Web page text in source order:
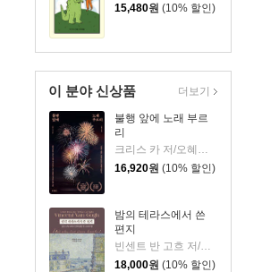
15,480원 (10% 할인)
이 분야 신상품
불행 앞에 노래 부르
리
크리스 카 저/오혜진 역
16,920원 (10% 할인)
밤의 테라스에서 쓴
편지
18,000원 (10% 할인)
더보기